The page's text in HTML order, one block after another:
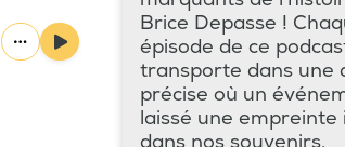
Brice Depasse !
épisode de ce
transporte dans une
précise où un
laissé une empreinte